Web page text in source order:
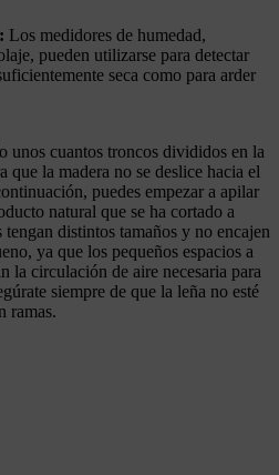
Los medidores de humedad,
pueden utilizarse para detectar
seca como para arder
unos cuantos troncos divididos en la
que la madera no se deslice hacia el
puedes empezar a apilar
natural que se ha cortado a
distintos tamaños y no encajen
ya que los pequeños espacios a
la circulación de aire necesaria para
siempre de que la leña no esté
ramas.